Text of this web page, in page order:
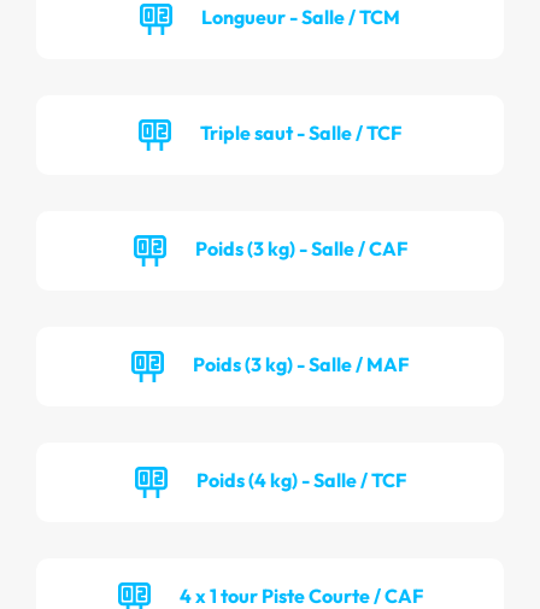
Longueur - Salle / TCM
Triple saut - Salle / TCF
Poids (3 kg) - Salle / CAF
Poids (3 kg) - Salle / MAF
Poids (4 kg) - Salle / TCF
4 x 1 tour Piste Courte / CAF